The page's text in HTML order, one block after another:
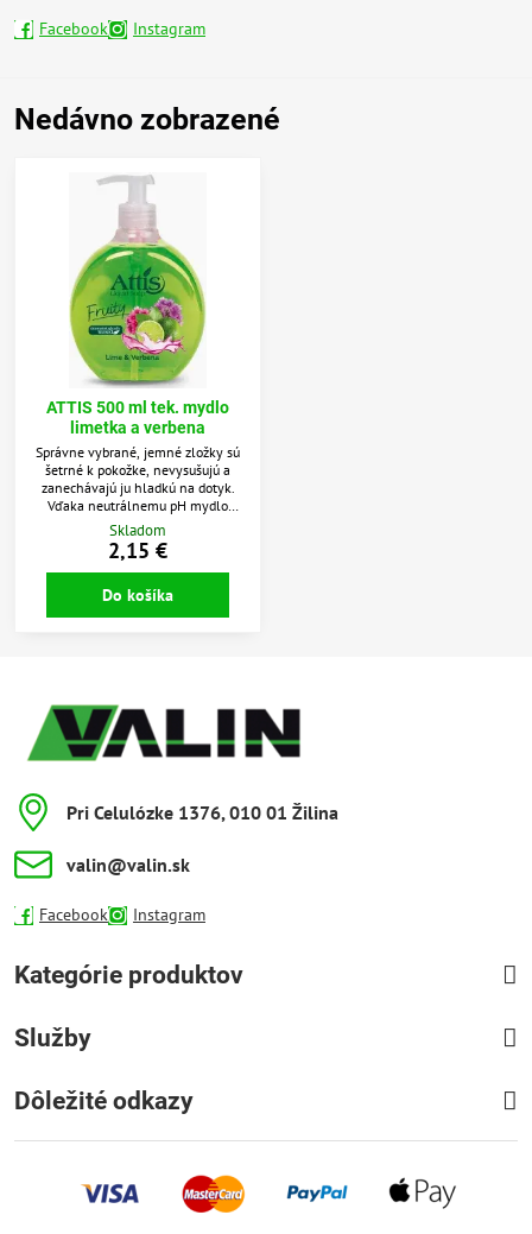
Facebook Instagram
Nedávno zobrazené
ATTIS 500 ml tek. mydlo
limetka a verbena
Správne vybrané, jemné zložky sú
šetrné k pokožke, nevysušujú a
zanechávajú ju hladkú na dotyk.
Vďaka neutrálnemu pH mydlo
nemá žiadne dráždivé účinky, a
glycerín a betaín, ktoré sú súčasťou
jeho zloženia, sa vyznačujú
hydratačnými a premasťujúcimi
vlastnosťami, ktoré majú pozitívne
Skladom
2,15 €
Do košíka
Pri Celulózke 1376, 010 01 Žilina
valin​@valin​.sk
Facebook Instagram
Kategórie produktov
Služby
Dôležité odkazy